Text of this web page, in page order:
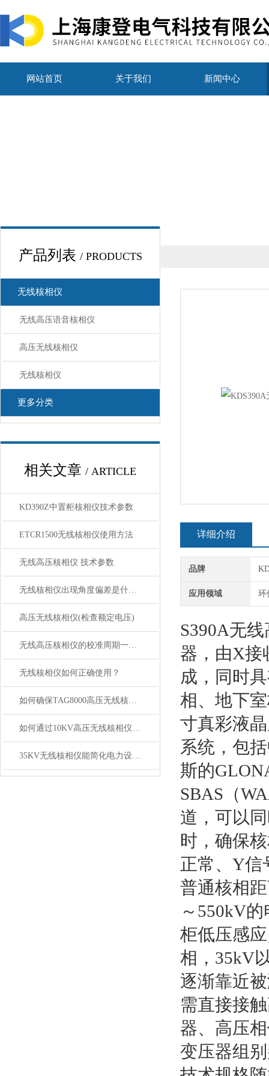
网站首页 关于我们 新闻中心
产品列表 / PRODUCTS
无线核相仪
无线高压语音核相仪
高压无线核相仪
无线核相仪
更多分类
相关文章 / ARTICLE
KD390Z中置柜核相仪技术参数
ETCR1500无线核相仪使用方法
无线高压核相仪 技术参数
无线核相仪出现角度偏差是什么原因？如何解决？
高压无线核相仪(检查额定电压)
无线高压核相仪的校准周期一般是多久
无线核相仪如何正确使用？
如何确保TAG8000高压无线核相仪长期测量稳定性
如何通过10KV高压无线核相仪实现远程监测与精确测试？
35KV无线核相仪能简化电力设备的相位检测流程
详细介绍
品牌
应用领域 环
S390A无
器，由X接
成，同时
相、地下
寸真彩液
系统，包
斯的
SBAS（
道，可以
时，确保
正常、Y信
普通核相
～550kV
柜低压感
相，35kV
逐渐靠近
需直接接
器、高压
变压器组